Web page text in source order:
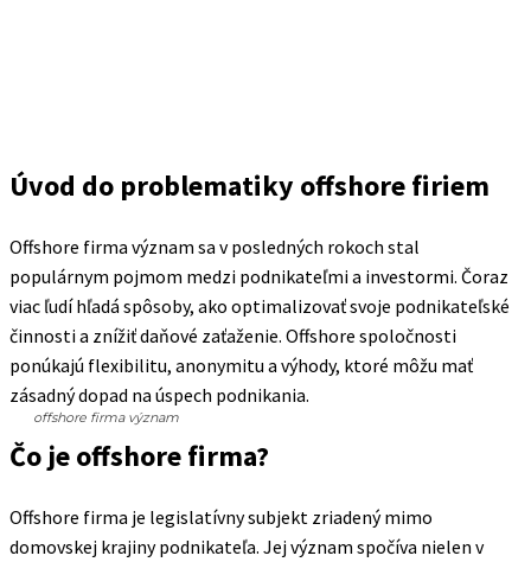
offshore firma význam
Úvod do problematiky offshore firiem
Offshore firma význam sa v posledných rokoch stal
populárnym pojmom medzi podnikateľmi a investormi. Čoraz
viac ľudí hľadá spôsoby, ako optimalizovať svoje podnikateľské
činnosti a znížiť daňové zaťaženie. Offshore spoločnosti
ponúkajú flexibilitu, anonymitu a výhody, ktoré môžu mať
zásadný dopad na úspech podnikania.
Čo je offshore firma?
Offshore firma je legislatívny subjekt zriadený mimo
domovskej krajiny podnikateľa. Jej význam spočíva nielen v